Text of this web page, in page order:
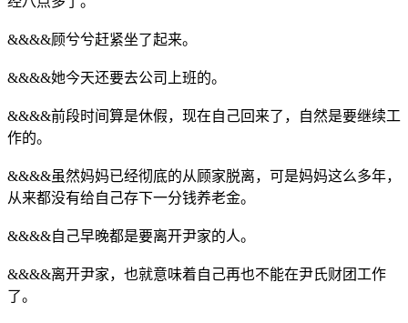
&&&&顾兮兮赶紧坐了起来。
&&&&她今天还要去公司上班的。
&&&&前段时间算是休假，现在自己回来了，自然是要继续工
作的。
&&&&虽然妈妈已经彻底的从顾家脱离，可是妈妈这么多年，
从来都没有给自己存下一分钱养老金。
&&&&自己早晚都是要离开尹家的人。
&&&&离开尹家，也就意味着自己再也不能在尹氏财团工作
了。